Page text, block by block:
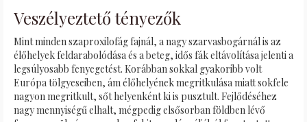
Veszélyeztető tényezők
Mint minden szaproxilofág fajnál, a nagy szarvasbogárnál is az
élőhelyek feldarabolódása és a beteg, idős fák eltávolítása jelenti a
legsúlyosabb fenyegetést. Korábban sokkal gyakoribb volt
Európa tölgyeseiben, ám élőhelyének megritkulása miatt sokfele
nagyon megritkult, sőt helyenként ki is pusztult. Fejlődéséhez
nagy mennyiségű elhalt, mégpedig elsősorban földben lévő